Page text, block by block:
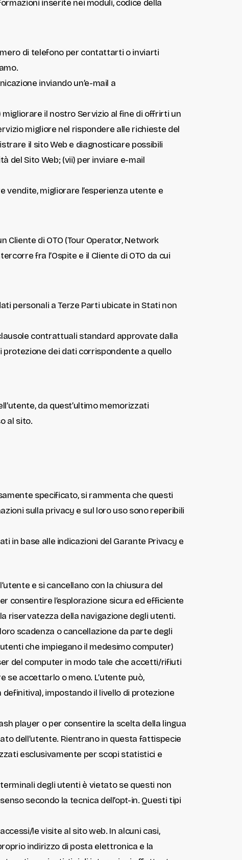
inserite nei moduli, codice della
di telefono per contattarti o inviarti
inviando un’e-mail a
migliorare il nostro Servizio al fine di offrirti un
migliore nel rispondere alle richieste del
il sito Web e diagnosticare possibili
del Sito Web; (vii) per inviare e-mail
migliorare l’esperienza utente e
Cliente di OTO (Tour Operator, Network
fra l’Ospite e il Cliente di OTO da cui
personali a Terze Parti ubicate in Stati non
contrattuali standard approvate dalla
protezione dei dati corrispondente a quello
da quest’ultimo memorizzati
al sito.
specificato, si rammenta che questi
sulla privacy e sul loro uso sono reperibili
in base alle indicazioni del Garante Privacy e
e si cancellano con la chiusura del
consentire l’esplorazione sicura ed efficiente
riservatezza della navigazione degli utenti.
scadenza o cancellazione da parte degli
che impiegano il medesimo computer)
del computer in modo tale che accetti/rifiuti
se accettarlo o meno. L’utente può,
impostando il livello di protezione
player o per consentire la scelta della lingua
dell’utente. Rientrano in questa fattispecie
esclusivamente per scopi statistici e
degli utenti è vietato se questi non
secondo la tecnica dell’opt-in. Questi tipi
le visite al sito web. In alcuni casi,
indirizzo di posta elettronica e la